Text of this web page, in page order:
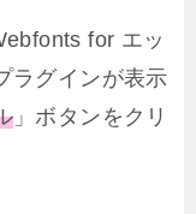
for エッ
ラグインが表示
」ボタンをクリ